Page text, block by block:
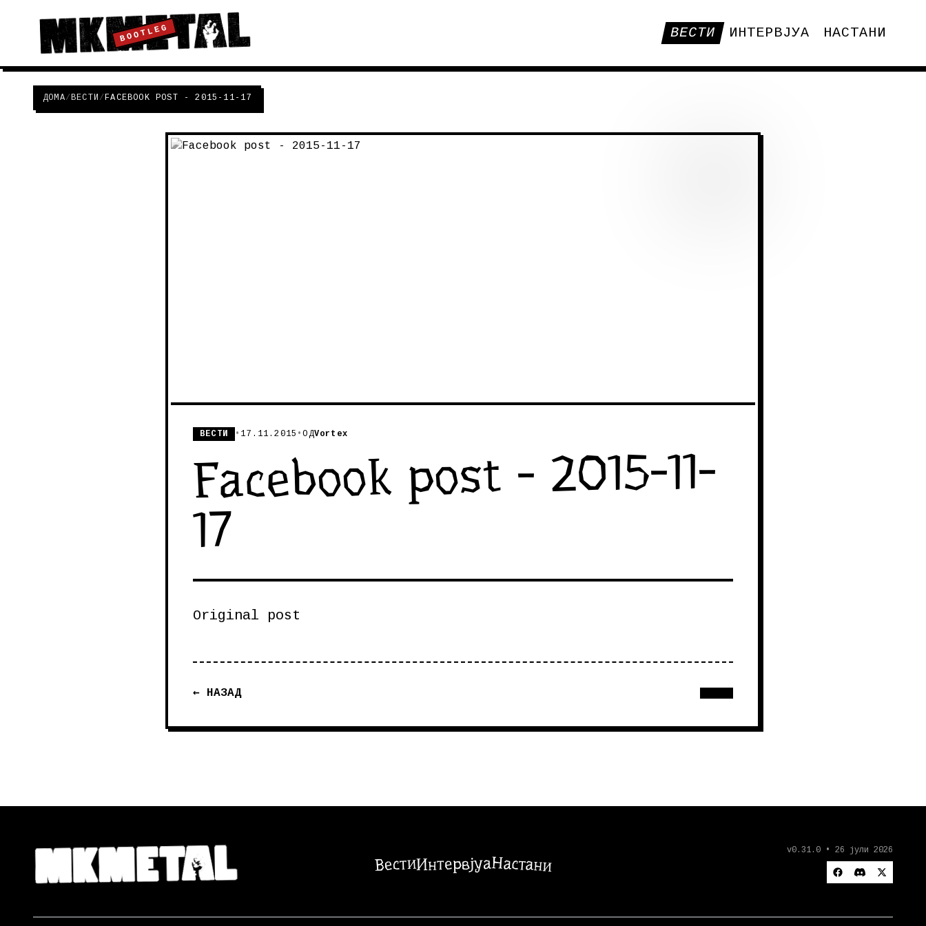
BOOTLEG ВЕСТИ ИНТЕРВЈУА НАСТАНИ
ДОМА/ВЕСТИ /FACEBOOK POST - 2015-11-17
ВЕСТИ • 17.11.2015 •ОДVortex
Facebook post - 2015-11-
17
Original post
← НАЗАД
ВестиИнтервјуаНастани
v0.31.0 • 26 јули 2026